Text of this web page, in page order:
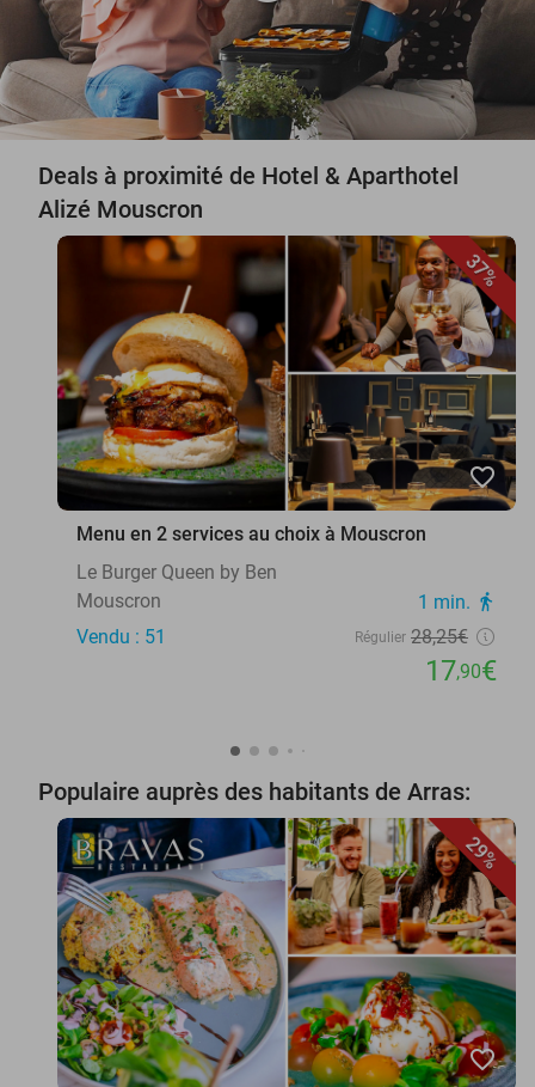
Deals à proximité de Hotel & Aparthotel
Alizé Mouscron
37%
favorite_border
Menu en 2 services au choix à Mouscron
Le Burger Queen by Ben
Mouscron
1 min. directions_walk
Vendu : 51 Régulier 28,25€
17,90€
Populaire auprès des habitants de Arras:
29%
favorite_border